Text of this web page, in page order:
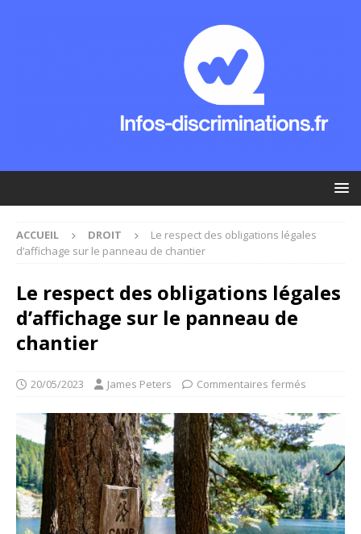
ACCUEIL DROIT
Le respect des obligations légales
d’affichage sur le panneau de chantier
Le respect des obligations légales
d’affichage sur le panneau de
chantier
20/05/2023 James Peters Commentaires fermés